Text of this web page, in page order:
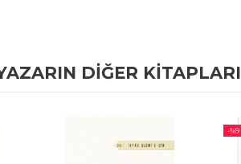
DIĞER KITAPLARI
-%9